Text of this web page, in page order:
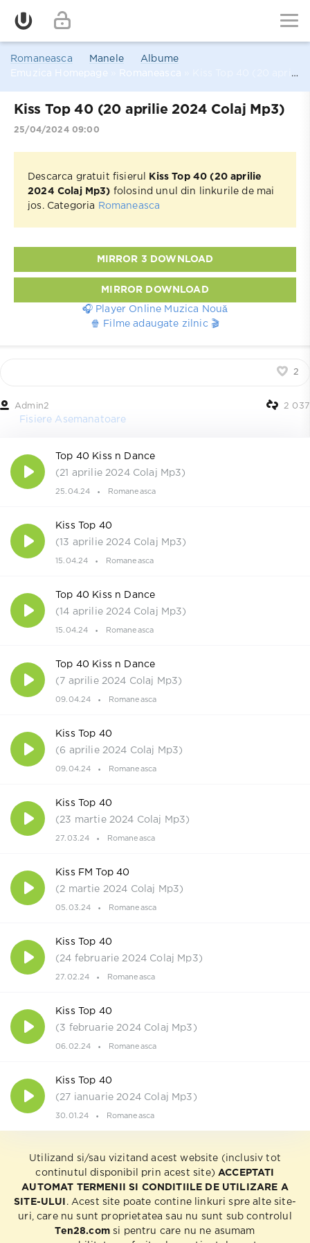
Romaneasca Manele
Albume
Emuzica Homepage
Romaneasca
Kiss Top 40 (20 aprilie 2024 Colaj Mp3)
25/04/2024 09:00
Descarca gratuit fisierul
Kiss Top 40 (20 aprilie
2024 Colaj Mp3) folosind unul din linkurile de mai
jos. Categoria
Romaneasca
MIRROR 3 DOWNLOAD
MIRROR DOWNLOAD
🎧 Player Online Muzica Nouă
🍿 Filme adaugate zilnic 🎬
2
Admin2 2 037
Fisiere Asemanatoare
Top 40 Kiss n Dance
(21 aprilie 2024 Colaj Mp3)
25.04.24 Romaneasca
Kiss Top 40
(13 aprilie 2024 Colaj Mp3)
15.04.24 Romaneasca
Top 40 Kiss n Dance
(14 aprilie 2024 Colaj Mp3)
15.04.24 Romaneasca
Top 40 Kiss n Dance
(7 aprilie 2024 Colaj Mp3)
09.04.24 Romaneasca
Kiss Top 40
(6 aprilie 2024 Colaj Mp3)
09.04.24 Romaneasca
Kiss Top 40
(23 martie 2024 Colaj Mp3)
27.03.24 Romaneasca
Kiss FM Top 40
(2 martie 2024 Colaj Mp3)
05.03.24 Romaneasca
Kiss Top 40
(24 februarie 2024 Colaj Mp3)
27.02.24 Romaneasca
Kiss Top 40
(3 februarie 2024 Colaj Mp3)
06.02.24 Romaneasca
Kiss Top 40
(27 ianuarie 2024 Colaj Mp3)
30.01.24 Romaneasca
Utilizand si/sau vizitand acest website (inclusiv tot
continutul disponibil prin acest site) ACCEPTATI
AUTOMAT TERMENII SI CONDITIILE DE UTILIZARE A
SITE-ULUI
. Acest site poate contine linkuri spre alte site-
uri, care nu sunt proprietatea sau nu sunt sub controlul
Ten28.comsi pentru care nu ne asumam